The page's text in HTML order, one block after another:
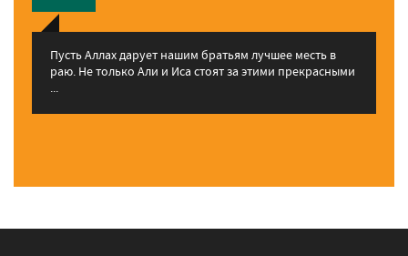
Пусть Аллах дарует нашим братьям лучшее месть в
раю. Не только Али и Иса стоят за этими прекрасными
...